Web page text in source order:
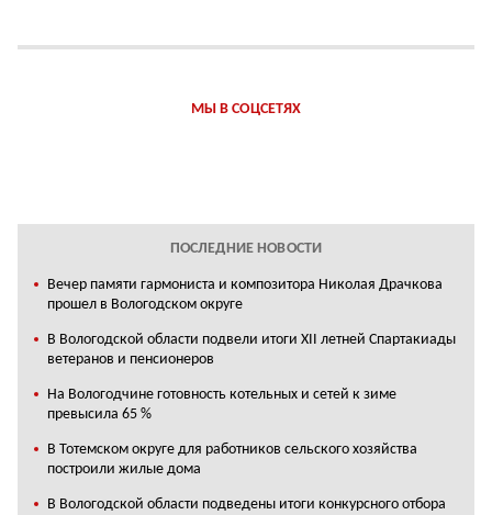
МЫ В СОЦСЕТЯХ
ПОСЛЕДНИЕ НОВОСТИ
Вечер памяти гармониста и композитора Николая Драчкова
прошел в Вологодском округе
В Вологодской области подвели итоги XII летней Спартакиады
ветеранов и пенсионеров
На Вологодчине готовность котельных и сетей к зиме
превысила 65 %
В Тотемском округе для работников сельского хозяйства
построили жилые дома
В Вологодской области подведены итоги конкурсного отбора